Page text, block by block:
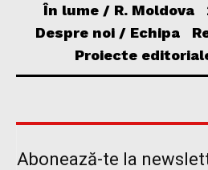
În lume / R. Moldova
Despre noi / Echipa
Proiecte
Abonează-te la